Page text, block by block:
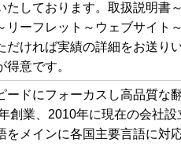
たしております。取扱説明書
リーフレット～ウェブサイト
だければ実績の詳細をお送り
得意です。
ードにフォーカスし高品質な
創業、2010年に現在の会社
をメインに各国主要言語に対